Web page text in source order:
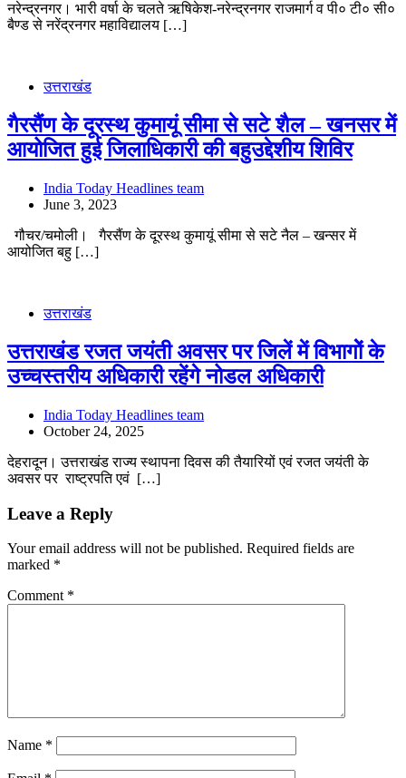
नरेन्द्रनगर। भारी वर्षा के चलते ऋषिकेश-नरेन्द्रनगर राजमार्ग व पी० टी० सी०
बैण्ड से नरेंद्रनगर महाविद्यालय […]
उत्तराखंड
गैरसैंण के दूरस्थ कुमायूं सीमा से सटे शैल – खनसर में
आयोजित हुई जिलाधिकारी की बहुउद्देशीय शिविर
India Today Headlines team
June 3, 2023
गौचर/चमोली। गैरसैंण के दूरस्थ कुमायूं सीमा से सटे नैल – खन्सर में
आयोजित बहु […]
उत्तराखंड
उत्तराखंड रजत जयंती अवसर पर जिलें में विभागोें के
उच्चस्तरीय अधिकारी रहेंगे नोडल अधिकारी
India Today Headlines team
October 24, 2025
देहरादून। उत्तराखंड राज्य स्थापना दिवस की तैयारियों एवं रजत जयंती के
अवसर पर राष्ट्रपति एवं […]
Leave a Reply
Your email address will not be published. Required fields are
marked *
Comment *
Name *